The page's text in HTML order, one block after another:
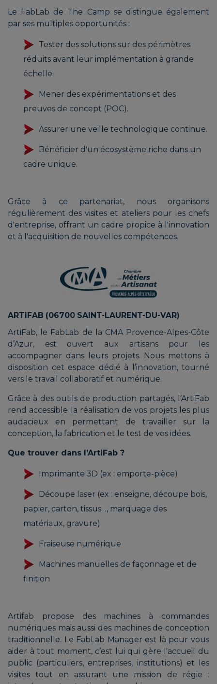
Le FabLab de The Camp se distingue également
par ses multiples opportunités :
Tester des solutions sur des périmètres
réduits avant leur implémentation à grande
échelle.
Mener des expérimentations et des
preuves de concept (POC).
Assurer une veille technologique continue.
Bénéficier d'un écosystème riche dans un
cadre unique.
Grâce à ce partenariat, nous organisons
régulièrement des visites et ateliers pour les chefs
d'entreprise, offrant un cadre propice à l'innovation
et à l'acquisition de nouvelles compétences.
ARTIFAB (06700 SAINT-LAURENT-DU-VAR)
ArtiFab, le FabLab de la CMA Provence-Alpes-Côte
d’Azur, est ouvert aux artisans pour les
accompagner dans leurs projets. Nous mettons à
disposition cet espace dédié à l’innovation, tourné
vers le travail collaboratif et numérique.
Grâce à des outils de production partagés, l’ArtiFab
rend accessible la réalisation de vos projets les plus
audacieux en permettant de travailler sur la
conception, la fabrication et le test de vos idées.
Que trouver dans l’ArtiFab ?
Imprimante 3D (ex : emporte-pièce)
Découpe laser (ex : enseigne, découpe bois,
papier, carton, tissus…, marquage des
matériaux, gravure)
Fraiseuse numérique
Machines manuelles de façonnage et de
finition
Artifab propose des machines à commandes
numériques mais aussi des machines de conception
traditionnelle. Le FabLab Manager est là pour vous
aider à tout moment, c’est lui qui gère l'accueil du
public (particuliers, entreprises, institutions) et les
visites tout en assurant une mission de régie :